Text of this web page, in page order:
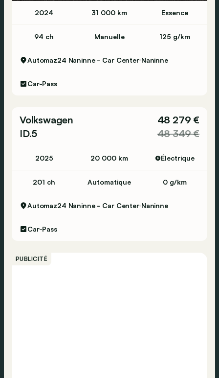
2024 31 000 km Essence
94 ch Manuelle 125 g/km
Automaz24 Naninne - Car Center Naninne
Car-Pass
Volkswagen
ID.5
48 279 €
48 349 €
2025 20 000 km Électrique
201 ch Automatique 0 g/km
Automaz24 Naninne - Car Center Naninne
Car-Pass
PUBLICITÉ